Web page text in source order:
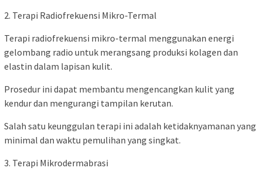
2. Terapi Radiofrekuensi Mikro-Termal
Terapi radiofrekuensi mikro-termal menggunakan energi
gelombang radio untuk merangsang produksi kolagen dan
elastin dalam lapisan kulit.
Prosedur ini dapat membantu mengencangkan kulit yang
kendur dan mengurangi tampilan kerutan.
Salah satu keunggulan terapi ini adalah ketidaknyamanan yang
minimal dan waktu pemulihan yang singkat.
3. Terapi Mikrodermabrasi